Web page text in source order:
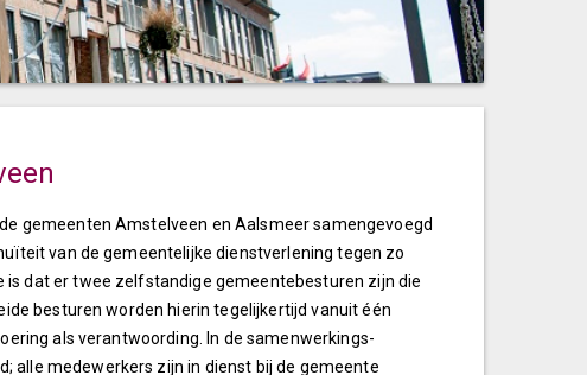
gemeenten Amstelveen en Aalsmeer samengevoegd
van de gemeentelijke dienstverlening tegen zo
is dat er twee zelfstandige gemeentebesturen zijn die
besturen worden hierin tegelijkertijd vanuit één
als verantwoording. In de samenwerkings-
alle medewerkers zijn in dienst bij de gemeente